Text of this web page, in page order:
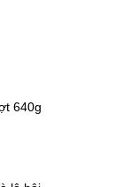
640g